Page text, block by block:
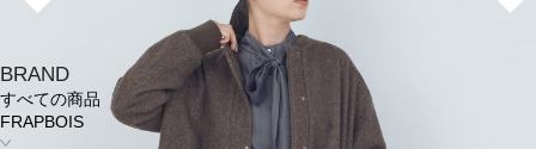
BRAND
すべての商品
FRAPBOIS